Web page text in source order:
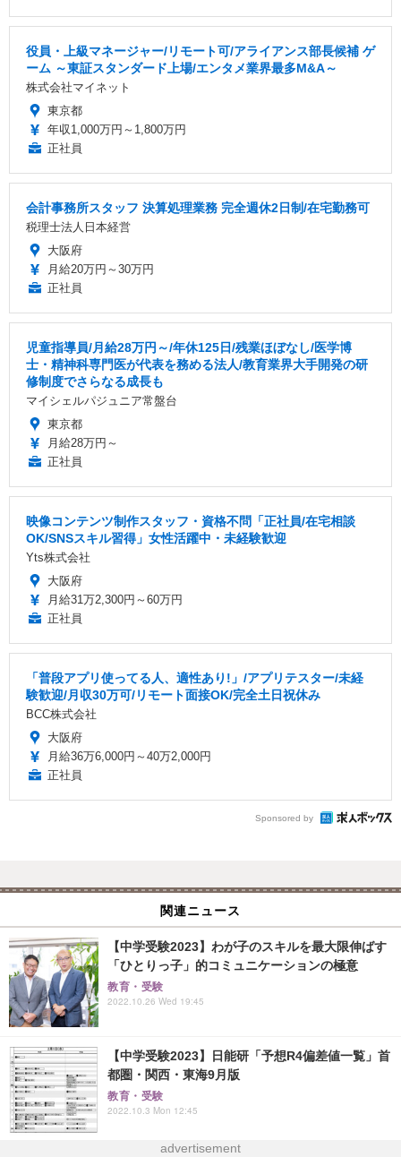
役員・上級マネージャー/リモート可/アライアンス部長候補 ゲ
ーム ～東証スタンダード上場/エンタメ業界最多M&A～
株式会社マイネット
東京都
年収1,000万円～1,800万円
正社員
会計事務所スタッフ 決算処理業務 完全週休2日制/在宅勤務可
税理士法人日本経営
大阪府
月給20万円～30万円
正社員
児童指導員/月給28万円～/年休125日/残業ほぼなし/医学博
士・精神科専門医が代表を務める法人/教育業界大手開発の研
修制度でさらなる成長も
マイシェルパジュニア常盤台
東京都
月給28万円～
正社員
映像コンテンツ制作スタッフ・資格不問「正社員/在宅相談
OK/SNSスキル習得」女性活躍中・未経験歓迎
Yts株式会社
大阪府
月給31万2,300円～60万円
正社員
「普段アプリ使ってる人、適性あり!」/アプリテスター/未経
験歓迎/月収30万可/リモート面接OK/完全土日祝休み
BCC株式会社
大阪府
月給36万6,000円～40万2,000円
正社員
Sponsored by
関連ニュース
【中学受験2023】わが子のスキルを最大限伸ばす
「ひとりっ子」的コミュニケーションの極意
教育・受験
2022.10.26 Wed 19:45
【中学受験2023】日能研「予想R4偏差値一覧」首
都圏・関西・東海9月版
教育・受験
2022.10.3 Mon 12:45
advertisement